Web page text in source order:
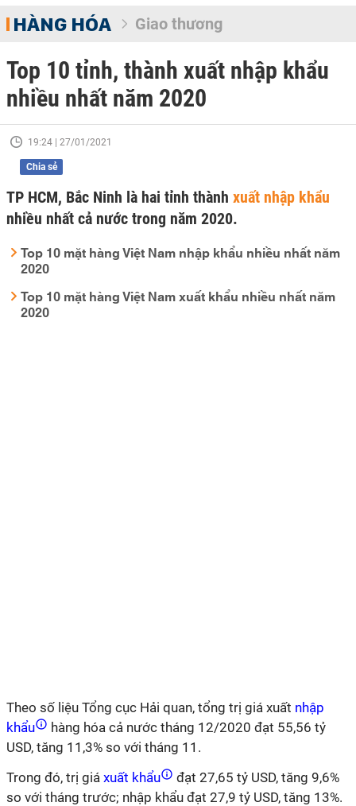
HÀNG HÓA Giao thương
Top 10 tỉnh, thành xuất nhập khẩu
nhiều nhất năm 2020
19:24 | 27/01/2021
Chia sẻ
TP HCM, Bắc Ninh là hai tỉnh thành xuất nhập khẩu
nhiều nhất cả nước trong năm 2020.
Top 10 mặt hàng Việt Nam nhập khẩu nhiều nhất năm
2020
Top 10 mặt hàng Việt Nam xuất khẩu nhiều nhất năm
2020
Theo số liệu Tổng cục Hải quan, tổng trị giá xuất nhập
khẩu
hàng hóa cả nước tháng 12/2020 đạt 55,56 tỷ
USD, tăng 11,3% so với tháng 11.
Trong đó, trị giá xuất khẩu
đạt 27,65 tỷ USD, tăng 9,6%
so với tháng trước; nhập khẩu đạt 27,9 tỷ USD, tăng 13%.